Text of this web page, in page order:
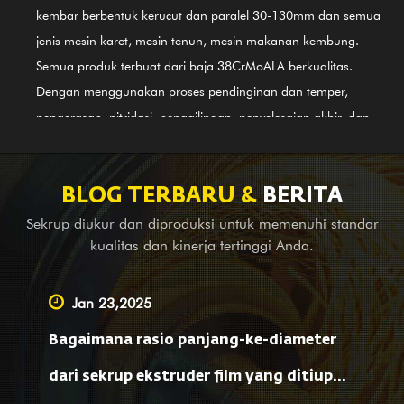
kembar berbentuk kerucut dan paralel 30-130mm dan semua
jenis mesin karet, mesin tenun, mesin makanan kembung.
Semua produk terbuat dari baja 38CrMoALA berkualitas.
Dengan menggunakan proses pendinginan dan temper,
pengerasan, nitridasi, penggilingan, penyelesaian akhir, dan
produk sejalan dengan standar internasional. Silinder sekrup
paduan berbahan dasar nikel (baja 3# terbaru) GⅡ 113 juga
merupakan salah satu produk pertama kami; ini berlaku untuk
pengelasan paduan bimetal (PTA). Selain menyediakan
peralatan keseimbangan untuk perusahaan mesin lengkap di
luar negeri, kami juga merupakan Pemasok terkemuka yang
melakukan layanan OEM, bantuan survei dan pemetaan, serta
layanan desain untuk perusahaan besar dan kecil di dalam
negeri. Tidak peduli Anda adalah mitra kami atau pelanggan
potensial, dengan produk dan layanan, kami dengan hangat
BLOG TERBARU & BERITA
Sekrup diukur dan diproduksi untuk memenuhi standar
kualitas dan kinerja tertinggi Anda.
Jan 23,2025
Bagaimana rasio panjang-ke-diameter
dari sekrup ekstruder film yang ditiup